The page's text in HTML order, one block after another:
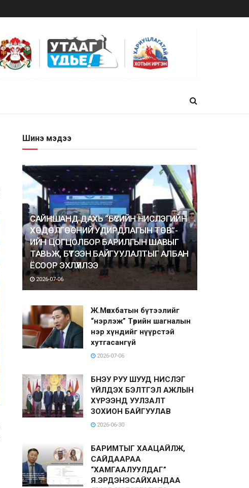
Шинэ мэдээ
САЙНШАНД ДАХЬ “БҮСИЙН НИСЛЭГИЙН
ХӨДӨЛГӨӨНИЙ УДИРДЛАГЫН ТӨВ”-
ИЙН ЦОГЦОЛБОР БАРИЛГЫН ШАВЫГ
ТАВЬЖ, БҮТЭЭН БАЙГУУЛАЛТЫГ АЛБАН
ЁСООР ЭХЛҮҮЛЛЭЭ
2026-07-06
Ж.Мөнхбатын бүтээлийг
“нэрлэж” Төрийн шагналын
нэр хүндийг нүүрстэй
хутгасангүй
2026-07-06
БНЭУ РУУ ШУУД НИСЛЭГ
ҮЙЛДЭХ БЭЛТГЭЛ АЖЛЫН
ХҮРЭЭНД УУЛЗАЛТ
ЗОХИОН БАЙГУУЛАВ
2026-06-30
БАРИМТЫГ ХААЦАЙЛЖ,
САЙДААРАА
“ХАМГААЛУУЛДАГ”
Я.ЭРДЭНЭСАЙХАНДАА